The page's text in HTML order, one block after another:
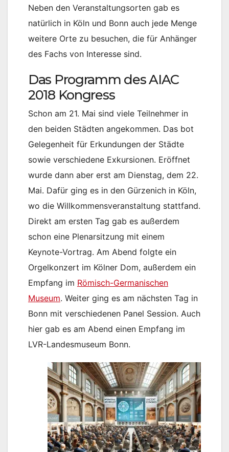
Neben den Veranstaltungsorten gab es
natürlich in Köln und Bonn auch jede Menge
weitere Orte zu besuchen, die für Anhänger
des Fachs von Interesse sind.
Das Programm des AIAC
2018 Kongress
Schon am 21. Mai sind viele Teilnehmer in
den beiden Städten angekommen. Das bot
Gelegenheit für Erkundungen der Städte
sowie verschiedene Exkursionen. Eröffnet
wurde dann aber erst am Dienstag, dem 22.
Mai. Dafür ging es in den Gürzenich in Köln,
wo die Willkommensveranstaltung stattfand.
Direkt am ersten Tag gab es außerdem
schon eine Plenarsitzung mit einem
Keynote-Vortrag. Am Abend folgte ein
Orgelkonzert im Kölner Dom, außerdem ein
Empfang im Römisch-Germanischen
Museum. Weiter ging es am nächsten Tag in
Bonn mit verschiedenen Panel Session. Auch
hier gab es am Abend einen Empfang im
LVR-Landesmuseum Bonn.